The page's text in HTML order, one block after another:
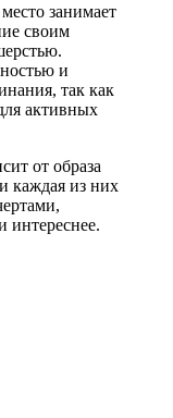
занимает
своим
и
так как
активных
от образа
каждая из них
интереснее.